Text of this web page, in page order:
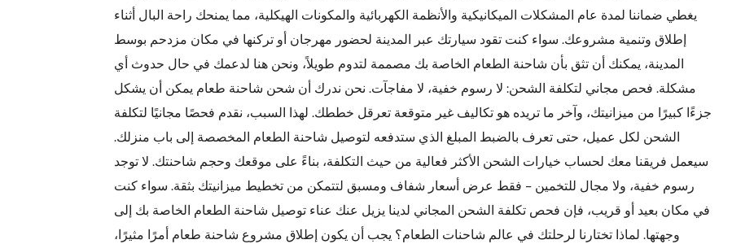
يغطي ضماننا لمدة عام المشكلات الميكانيكية والأنظمة الكهربائية والمكونات الهيكلية، مما يمنحك راحة البال أثناء
إطلاق وتنمية مشروعك. سواء كنت تقود سيارتك عبر المدينة لحضور مهرجان أو تركنها في مكان مزدحم بوسط
المدينة، يمكنك أن تثق بأن شاحنة الطعام الخاصة بك مصممة لتدوم طويلاً، ونحن هنا لدعمك في حال حدوث أي
مشكلة. فحص مجاني لتكلفة الشحن: لا رسوم خفية، لا مفاجآت. نحن ندرك أن شحن شاحنة طعام يمكن أن يشكل
جزءًا كبيرًا من ميزانيتك، وآخر ما تريده هو تكاليف غير متوقعة تعرقل خططك. لهذا السبب، نقدم فحصًا مجانيًا لتكلفة
الشحن لكل عميل، حتى تعرف بالضبط المبلغ الذي ستدفعه لتوصيل شاحنة الطعام المخصصة إلى باب منزلك.
سيعمل فريقنا معك لحساب خيارات الشحن الأكثر فعالية من حيث التكلفة، بناءً على موقعك وحجم شاحنتك. لا توجد
رسوم خفية، ولا مجال للتخمين - فقط عرض أسعار شفاف ومسبق لتتمكن من تخطيط ميزانيتك بثقة. سواء كنت
في مكان بعيد أو قريب، فإن فحص تكلفة الشحن المجاني لدينا يزيل عنك عناء توصيل شاحنة الطعام الخاصة بك إلى
وجهتها. لماذا تختارنا لرحلتك في عالم شاحنات الطعام؟ يجب أن يكون إطلاق مشروع شاحنة طعام أمرًا مثيرًا،